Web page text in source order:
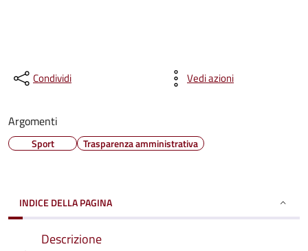
Condividi Vedi azioni
Argomenti
Sport Trasparenza amministrativa
INDICE DELLA PAGINA
Descrizione